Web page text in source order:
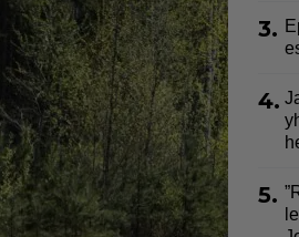
3.
4.
5.